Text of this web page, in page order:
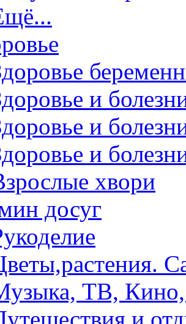
и
и
и
хвори
досуг
ТВ,
и